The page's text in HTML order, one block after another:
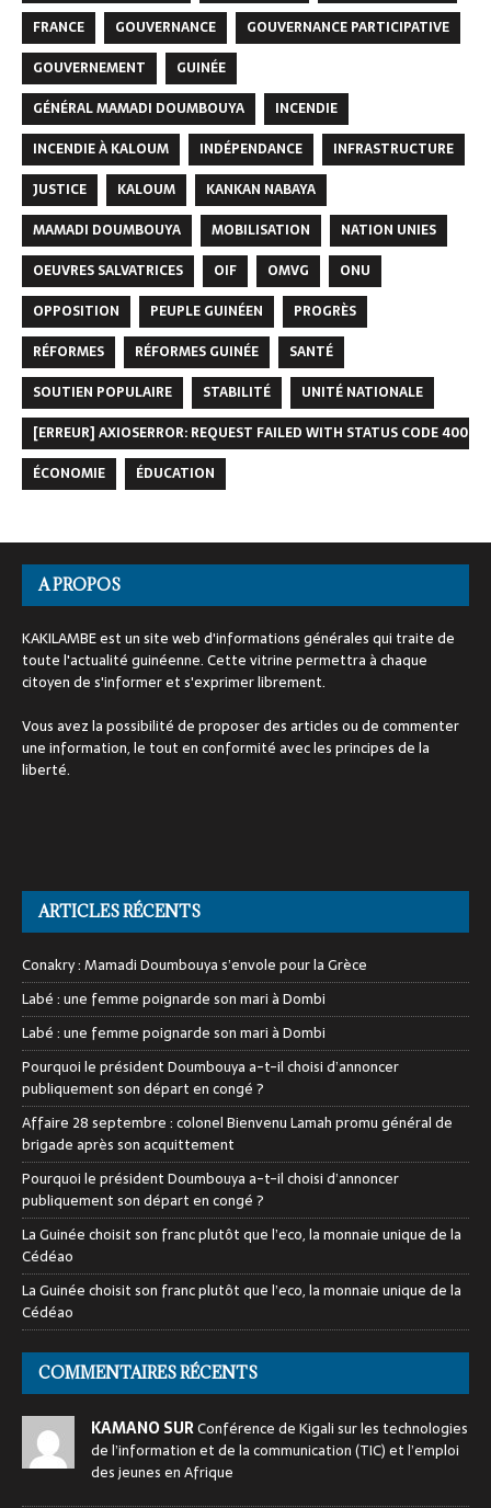
FRANCE
GOUVERNANCE
GOUVERNANCE PARTICIPATIVE
GOUVERNEMENT
GUINÉE
GÉNÉRAL MAMADI DOUMBOUYA
INCENDIE
INCENDIE À KALOUM
INDÉPENDANCE
INFRASTRUCTURE
JUSTICE
KALOUM
KANKAN NABAYA
MAMADI DOUMBOUYA
MOBILISATION
NATION UNIES
OEUVRES SALVATRICES
OIF OMVG
ONU
OPPOSITION
PEUPLE GUINÉEN
PROGRÈS
RÉFORMES
RÉFORMES GUINÉE
SANTÉ
SOUTIEN POPULAIRE
STABILITÉ
UNITÉ NATIONALE
[ERREUR] AXIOSERROR: REQUEST FAILED WITH STATUS CODE 400
ÉCONOMIE
ÉDUCATION
A PROPOS
KAKILAMBE est un site web d'informations générales qui traite de
toute l'actualité guinéenne. Cette vitrine permettra à chaque
citoyen de s'informer et s'exprimer librement.
Vous avez la possibilité de proposer des articles ou de commenter
une information, le tout en conformité avec les principes de la
liberté.
ARTICLES RÉCENTS
Conakry : Mamadi Doumbouya s’envole pour la Grèce
Labé : une femme poignarde son mari à Dombi
Labé : une femme poignarde son mari à Dombi
Pourquoi le président Doumbouya a-t-il choisi d’annoncer
publiquement son départ en congé ?
Affaire 28 septembre : colonel Bienvenu Lamah promu général de
brigade après son acquittement
Pourquoi le président Doumbouya a-t-il choisi d’annoncer
publiquement son départ en congé ?
La Guinée choisit son franc plutôt que l’eco, la monnaie unique de la
Cédéao
La Guinée choisit son franc plutôt que l’eco, la monnaie unique de la
Cédéao
COMMENTAIRES RÉCENTS
KAMANO SURConférence de Kigali sur les technologies
de l’information et de la communication (TIC) et l’emploi
des jeunes en Afrique